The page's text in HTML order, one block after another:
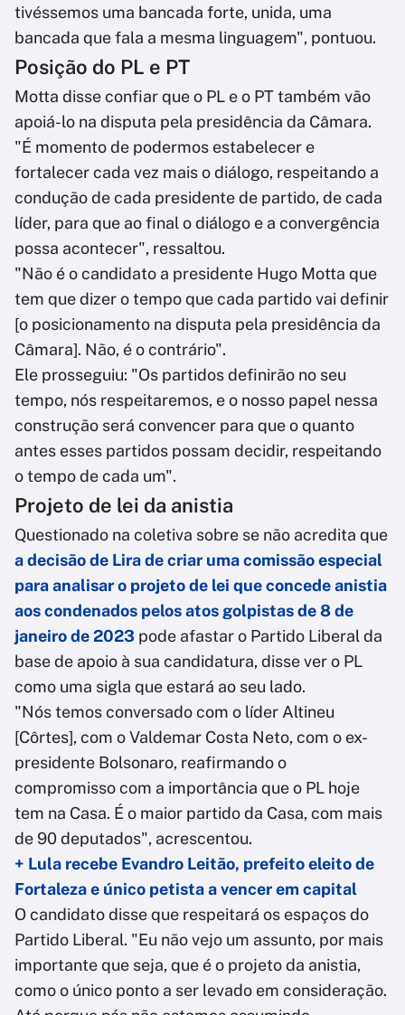
tivéssemos uma bancada forte, unida, uma
bancada que fala a mesma linguagem", pontuou.
Posição do PL e PT
Motta disse confiar que o PL e o PT também vão
apoiá-lo na disputa pela presidência da Câmara.
"É momento de podermos estabelecer e
fortalecer cada vez mais o diálogo, respeitando a
condução de cada presidente de partido, de cada
líder, para que ao final o diálogo e a convergência
possa acontecer", ressaltou.
"Não é o candidato a presidente Hugo Motta que
tem que dizer o tempo que cada partido vai definir
[o posicionamento na disputa pela presidência da
Câmara]. Não, é o contrário".
Ele prosseguiu: "Os partidos definirão no seu
tempo, nós respeitaremos, e o nosso papel nessa
construção será convencer para que o quanto
antes esses partidos possam decidir, respeitando
o tempo de cada um".
Projeto de lei da anistia
Questionado na coletiva sobre se não acredita que
a decisão de Lira de criar uma comissão especial
para analisar o projeto de lei que concede anistia
aos condenados pelos atos golpistas de 8 de
janeiro de 2023 pode afastar o Partido Liberal da
base de apoio à sua candidatura, disse ver o PL
como uma sigla que estará ao seu lado.
"Nós temos conversado com o líder Altineu
[Côrtes], com o Valdemar Costa Neto, com o ex-
presidente Bolsonaro, reafirmando o
compromisso com a importância que o PL hoje
tem na Casa. É o maior partido da Casa, com mais
de 90 deputados", acrescentou.
+ Lula recebe Evandro Leitão, prefeito eleito de
Fortaleza e único petista a vencer em capital
O candidato disse que respeitará os espaços do
Partido Liberal. "Eu não vejo um assunto, por mais
importante que seja, que é o projeto da anistia,
como o único ponto a ser levado em consideração.